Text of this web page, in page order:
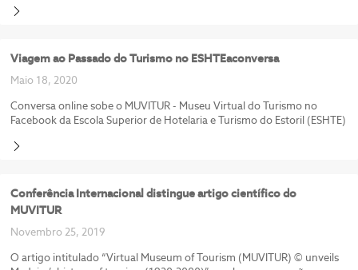
Viagem ao Passado do Turismo no ESHTEaconversa
Maio 18, 2020
Conversa online sobe o MUVITUR - Museu Virtual do Turismo no
Facebook da Escola Superior de Hotelaria e Turismo do Estoril (ESHTE)
Conferência Internacional distingue artigo científico do
MUVITUR
Novembro 25, 2019
O artigo intitulado “Virtual Museum of Tourism (MUVITUR) © unveils